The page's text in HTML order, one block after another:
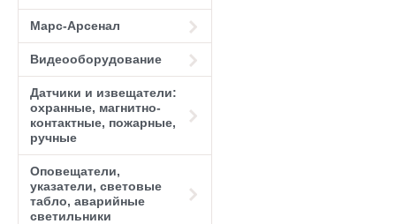
Марс-Арсенал
Видеооборудование
Датчики и извещатели:
охранные, магнитно-
контактные, пожарные,
ручные
Оповещатели,
указатели, световые
табло, аварийные
светильники